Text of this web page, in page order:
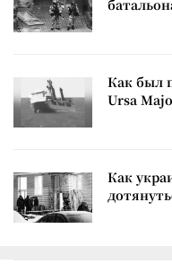
Как был
Ursa
Как